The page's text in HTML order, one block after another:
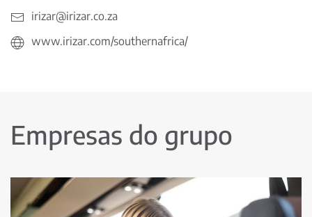
irizar@irizar.co.za
www.irizar.com/southernafrica/
Empresas do grupo